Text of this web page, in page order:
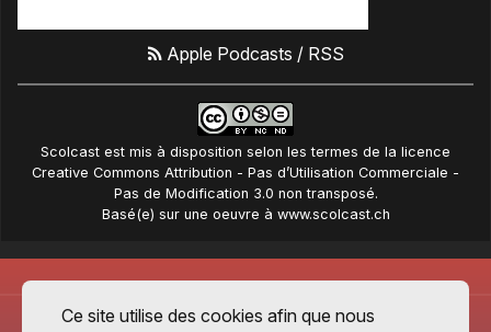
Apple Podcasts / RSS
Scolcast est mis à disposition selon les termes de la licence
Creative Commons Attribution - Pas d’Utilisation Commerciale -
Pas de Modification 3.0 non transposé.
Basé(e) sur une oeuvre à www.scolcast.ch
Ce site utilise des cookies afin que nous